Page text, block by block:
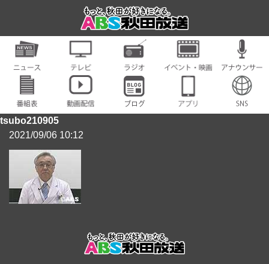
tsubo210905
2021/09/06 10:12